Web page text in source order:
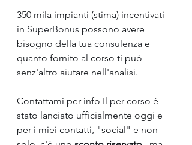
350 mila impianti (stima) incentivati
in SuperBonus possono avere
bisogno della tua consulenza e
quanto fornito al corso ti può
senz'altro aiutare nell'analisi.
Contattami per info Il per corso è
stato lanciato ufficialmente oggi e
per i miei contatti, "social" e non